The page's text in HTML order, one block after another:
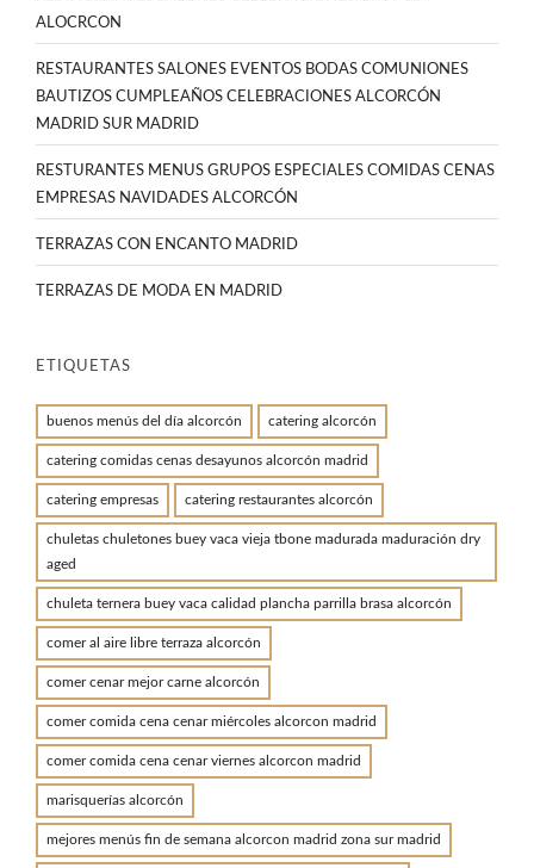
ALOCRCON
RESTAURANTES SALONES EVENTOS BODAS COMUNIONES
BAUTIZOS CUMPLEAÑOS CELEBRACIONES ALCORCÓN
MADRID SUR MADRID
RESTURANTES MENUS GRUPOS ESPECIALES COMIDAS CENAS
EMPRESAS NAVIDADES ALCORCÓN
TERRAZAS CON ENCANTO MADRID
TERRAZAS DE MODA EN MADRID
ETIQUETAS
buenos menús del día alcorcón catering alcorcón
catering comidas cenas desayunos alcorcón madrid
catering empresas catering restaurantes alcorcón
chuletas chuletones buey vaca vieja tbone madurada maduración dry
aged
chuleta ternera buey vaca calidad plancha parrilla brasa alcorcón
comer al aire libre terraza alcorcón
comer cenar mejor carne alcorcón
comer comida cena cenar miércoles alcorcon madrid
comer comida cena cenar viernes alcorcon madrid
marisquerías alcorcón
mejores menús fin de semana alcorcon madrid zona sur madrid